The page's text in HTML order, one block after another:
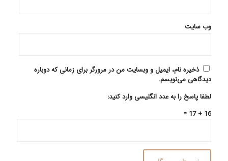
وب‌ سایت
ذخیره نام، ایمیل و وبسایت من در مرورگر برای زمانی که دوباره
دیدگاهی می‌نویسم.
لطفا پاسخ را به عدد انگلیسی وارد کنید:
16 + 17 =